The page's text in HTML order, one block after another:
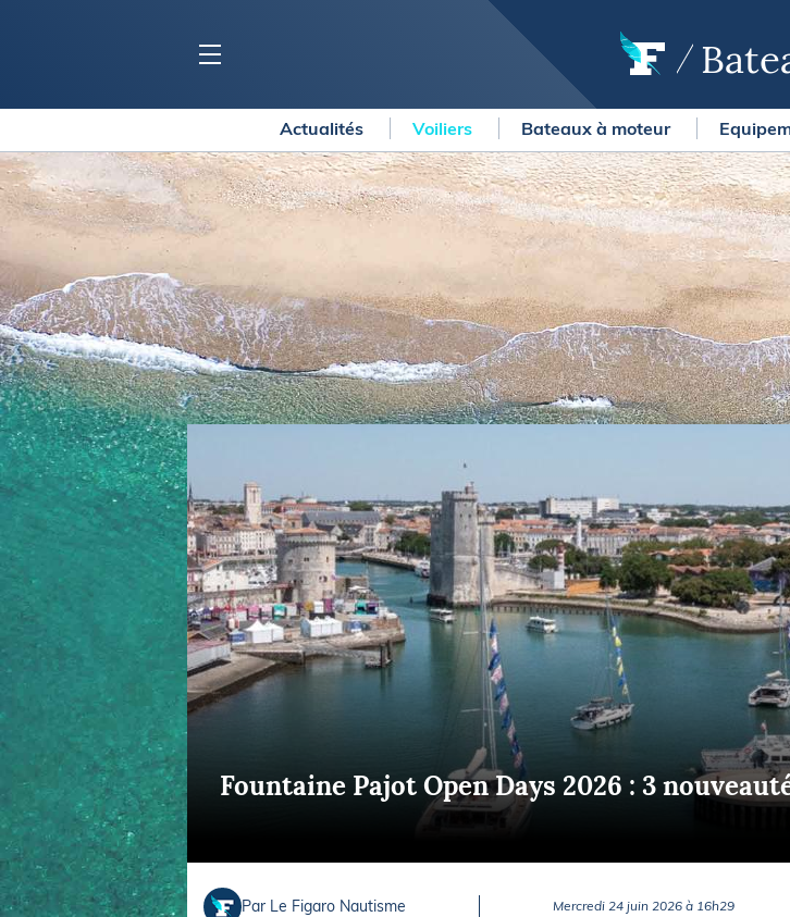
BLOC MARINE
Ports
Carnets de voyage
Collection Bloc Marine
Application Bloc Marine
Règlementation
BATEAUX
Equipements
Salons
Economie
Yachting
COURSES
Courses au large
Régates
La Solitaire du Figaro Paprec
Transat Paprec
Vendée Globe
Arkea Ultim Challenge
Route du Rhum - Destination
Guadeloupe
America's Cup
LOISIRS
Pêche en mer
Plongée
Glisse
Blogs
Nos
Actualités Voiliers Bateaux à moteur
Fountaine Pajot Open Days 2026 : 3
Par Le Figaro Nautisme Mercredi 24 juin 2026 à 16h29